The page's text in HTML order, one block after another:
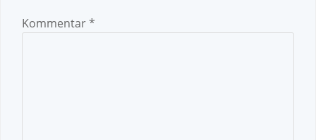
Kommentar*